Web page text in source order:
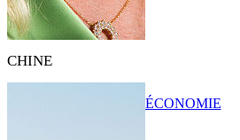
CHINE
ÉCONOMIE